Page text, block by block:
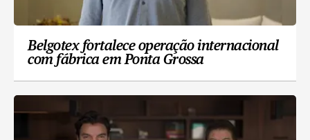
Belgotex fortalece operação internacional
com fábrica em Ponta Grossa